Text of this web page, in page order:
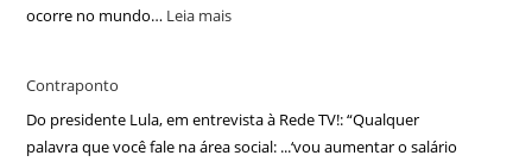
ocorre no mundo… Leia mais
Contraponto
Do presidente Lula, em entrevista à Rede TV!: “Qualquer
palavra que você fale na área social: ...‘vou aumentar o salário